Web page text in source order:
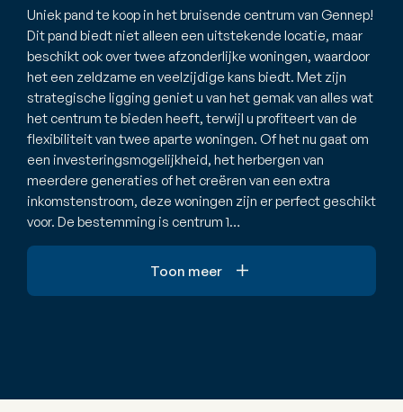
Uniek pand te koop in het bruisende centrum van Gennep!
Dit pand biedt niet alleen een uitstekende locatie, maar
beschikt ook over twee afzonderlijke woningen, waardoor
het een zeldzame en veelzijdige kans biedt. Met zijn
strategische ligging geniet u van het gemak van alles wat
het centrum te bieden heeft, terwijl u profiteert van de
flexibiliteit van twee aparte woningen. Of het nu gaat om
een investeringsmogelijkheid, het herbergen van
meerdere generaties of het creëren van een extra
inkomstenstroom, deze woningen zijn er perfect geschikt
voor. De bestemming is centrum 1…
Toon meer